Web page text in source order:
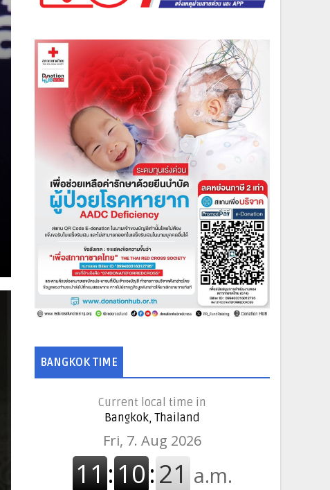
BANGKOK TIME
Current local time in
Bangkok, Thailand